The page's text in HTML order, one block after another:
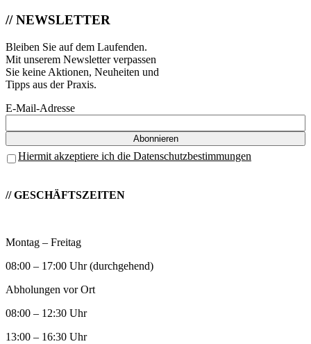
// NEWSLETTER
Bleiben Sie auf dem Laufenden.
Mit unserem Newsletter verpassen
Sie keine Aktionen, Neuheiten und
Tipps aus der Praxis.
E-Mail-Adresse
Hiermit akzeptiere ich die Datenschutzbestimmungen
// GESCHÄFTSZEITEN
Montag – Freitag
08:00 – 17:00 Uhr (durchgehend)
Abholungen vor Ort
08:00 – 12:30 Uhr
13:00 – 16:30 Uhr